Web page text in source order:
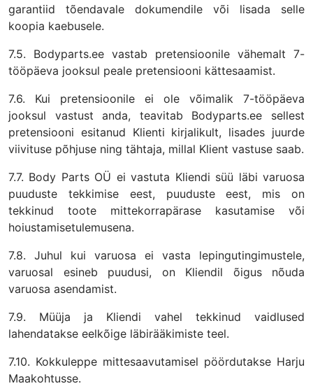
garantiid tõendavale dokumendile või lisada selle
koopia kaebusele.
7.5. Bodyparts.ee vastab pretensioonile vähemalt 7-
tööpäeva jooksul peale pretensiooni kättesaamist.
7.6. Kui pretensioonile ei ole võimalik 7-tööpäeva
jooksul vastust anda, teavitab Bodyparts.ee sellest
pretensiooni esitanud Klienti kirjalikult, lisades juurde
viivituse põhjuse ning tähtaja, millal Klient vastuse saab.
7.7. Body Parts OÜ ei vastuta Kliendi süü läbi varuosa
puuduste tekkimise eest, puuduste eest, mis on
tekkinud toote mittekorrapärase kasutamise või
hoiustamisetulemusena.
7.8. Juhul kui varuosa ei vasta lepingutingimustele,
varuosal esineb puudusi, on Kliendil õigus nõuda
varuosa asendamist.
7.9. Müüja ja Kliendi vahel tekkinud vaidlused
lahendatakse eelkõige läbirääkimiste teel.
7.10. Kokkuleppe mittesaavutamisel pöördutakse Harju
Maakohtusse.